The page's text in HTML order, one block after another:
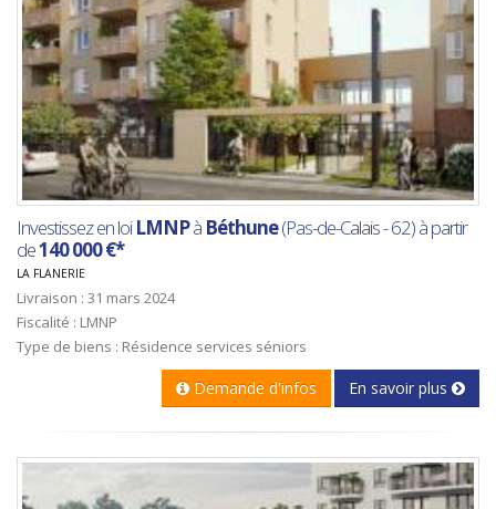
Investissez en loiLMNPà Béthune(Pas-de-Calais - 62) à partir
de140 000 €*
LA FLANERIE
Livraison : 31 mars 2024
Fiscalité : LMNP
Type de biens : Résidence services séniors
Demande d'infos En savoir plus